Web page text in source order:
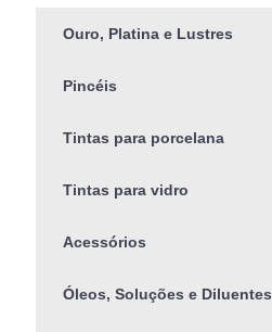
Ouro, Platina e Lustres
Pincéis
Tintas para porcelana
Tintas para vidro
Acessórios
Óleos, Soluções e Diluentes